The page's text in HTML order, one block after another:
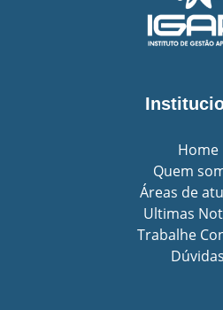
Home
Quem
Áreas de
Ultimas
Trabalhe
Dúvidas